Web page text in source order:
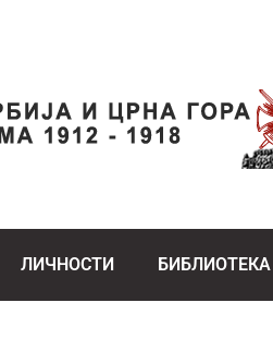
ЛИЧНОСТИ БИБЛИОТЕКА